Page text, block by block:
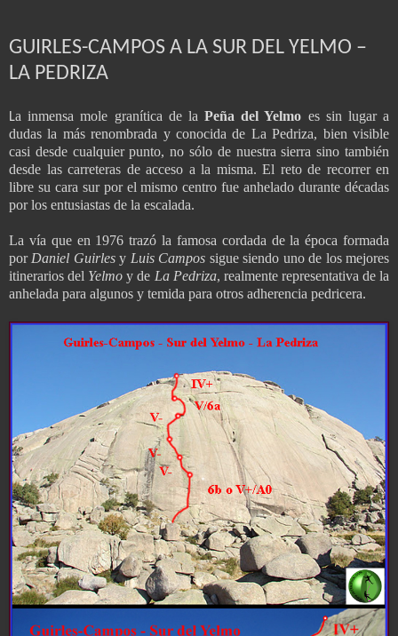
GUIRLES-CAMPOS A LA SUR DEL YELMO –
LA PEDRIZA
La inmensa mole granítica de la Peña del Yelmo es sin lugar a
dudas la más renombrada y conocida de La Pedriza, bien visible
casi desde cualquier punto, no sólo de nuestra sierra sino también
desde las carreteras de acceso a la misma. El reto de recorrer en
libre su cara sur por el mismo centro fue anhelado durante décadas
por los entusiastas de la escalada.
La vía que en 1976 trazó la famosa cordada de la época formada
por Daniel Guirlesy Luis Campos sigue siendo uno de los mejores
itinerarios del Yelmo y de La Pedriza, realmente representativa de la
anhelada para algunos y temida para otros adherencia pedricera.